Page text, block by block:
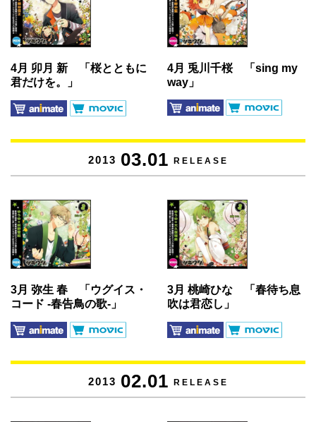
4月 卯月 新 「桜とともに
君だけを。」
4月 兎川千桜 「sing my
way」
2013 03.01 RELEASE
3月 弥生 春 「ウグイス・
コード -春告鳥の歌-」
3月 桃崎ひな 「春待ち息
吹は君恋し」
2013 02.01 RELEASE